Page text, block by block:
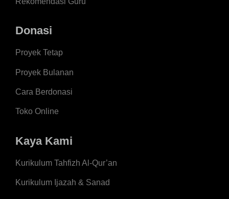
Donasi
Proyek Tetap
Proyek Bulanan
Cara Berdonasi
Toko Online
Kaya Kami
Kurikulum Tahfizh Al-Qur’an
Kurikulum Ijazah & Sanad